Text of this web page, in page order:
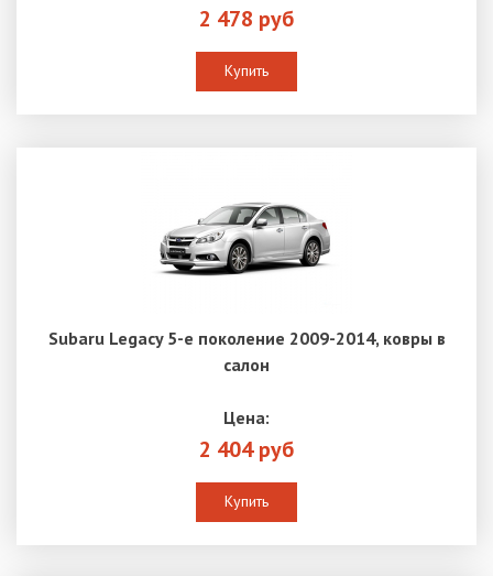
2 478 руб
Купить
Subaru Legacy 5-е поколение 2009-2014, ковры в
салон
Цена:
2 404 руб
Купить